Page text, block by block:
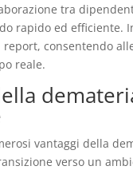
tra
rapido ed efficiente.
report, consentendo
reale.
vantaggi della
verso un